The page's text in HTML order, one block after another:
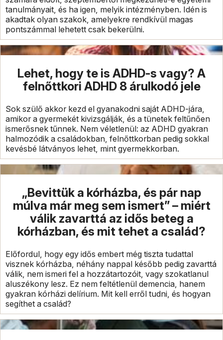
tanulmányait, és ha igen, melyik intézményben. Idén is
akadtak olyan szakok, amelyekre rendkívül magas
pontszámmal lehetett csak bekerülni.
Lehet, hogy te is ADHD-s vagy? A
felnőttkori ADHD 8 árulkodó jele
Sok szülő akkor kezd el gyanakodni saját ADHD-jára,
amikor a gyermekét kivizsgálják, és a tünetek feltűnően
ismerősnek tűnnek. Nem véletlenül: az ADHD gyakran
halmozódik a családokban, felnőttkorban pedig sokkal
kevésbé látványos lehet, mint gyermekkorban.
„Bevittük a kórházba, és pár nap
múlva már meg sem ismert” – miért
válik zavarttá az idős beteg a
kórházban, és mit tehet a család?
Előfordul, hogy egy idős embert még tiszta tudattal
visznek kórházba, néhány nappal később pedig zavarttá
válik, nem ismeri fel a hozzátartozóit, vagy szokatlanul
aluszékony lesz. Ez nem feltétlenül demencia, hanem
gyakran kórházi delírium. Mit kell erről tudni, és hogyan
segíthet a család?